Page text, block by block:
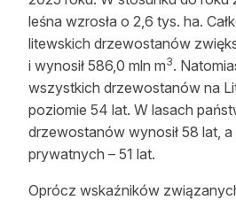
Reklama
Zostań autorem
Archiwum
Kontakt
leśna wzrosła o 2,6 tys. ha.
litewskich drzewostanów
i wynosił 586,0 mln m3.
wszystkich drzewostanów na
poziomie 54 lat. W lasach
drzewostanów wynosił 58 lat, a
prywatnych – 51 lat.
Oprócz wskaźników